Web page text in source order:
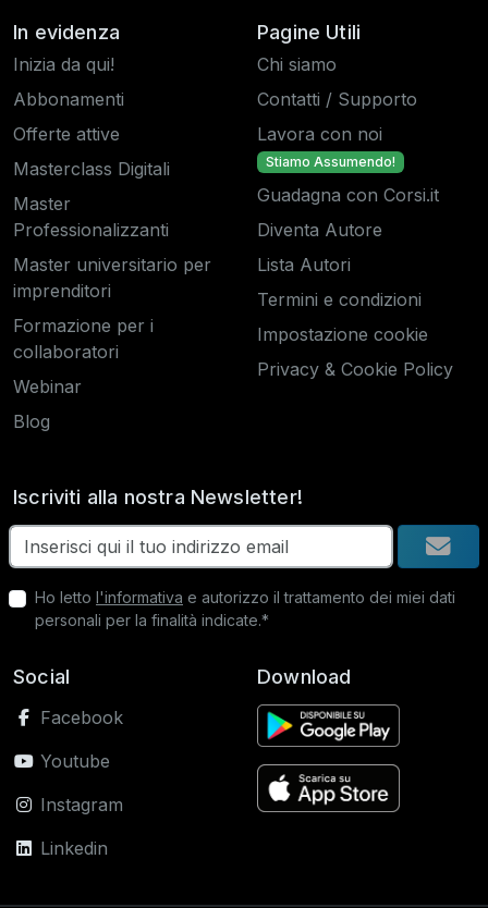
In evidenza
Inizia da qui!
Abbonamenti
Offerte attive
Masterclass Digitali
Master
Professionalizzanti
Master universitario per
imprenditori
Formazione per i
collaboratori
Webinar
Blog
Pagine Utili
Chi siamo
Contatti / Supporto
Lavora con noi
Stiamo Assumendo!
Guadagna con Corsi.it
Diventa Autore
Lista Autori
Termini e condizioni
Impostazione cookie
Privacy & Cookie Policy
Iscriviti alla nostra Newsletter!
Ho letto l'informativa e autorizzo il trattamento dei miei dati
personali per la finalità indicate.*
Social
Facebook
Youtube
Instagram
Linkedin
Download